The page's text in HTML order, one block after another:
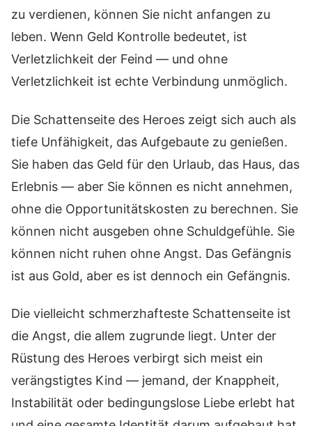
zu verdienen, können Sie nicht anfangen zu
leben. Wenn Geld Kontrolle bedeutet, ist
Verletzlichkeit der Feind — und ohne
Verletzlichkeit ist echte Verbindung unmöglich.
Die Schattenseite des Heroes zeigt sich auch als
tiefe Unfähigkeit, das Aufgebaute zu genießen.
Sie haben das Geld für den Urlaub, das Haus, das
Erlebnis — aber Sie können es nicht annehmen,
ohne die Opportunitätskosten zu berechnen. Sie
können nicht ausgeben ohne Schuldgefühle. Sie
können nicht ruhen ohne Angst. Das Gefängnis
ist aus Gold, aber es ist dennoch ein Gefängnis.
Die vielleicht schmerzhafteste Schattenseite ist
die Angst, die allem zugrunde liegt. Unter der
Rüstung des Heroes verbirgt sich meist ein
verängstigtes Kind — jemand, der Knappheit,
Instabilität oder bedingungslose Liebe erlebt hat